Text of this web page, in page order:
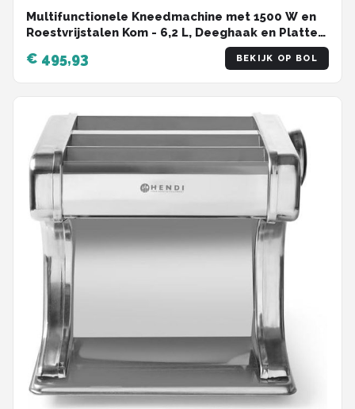
Multifunctionele Kneedmachine met 1500 W en
Roestvrijstalen Kom - 6,2 L, Deeghaak en Platte
€ 495,93 BEKIJK OP BOL